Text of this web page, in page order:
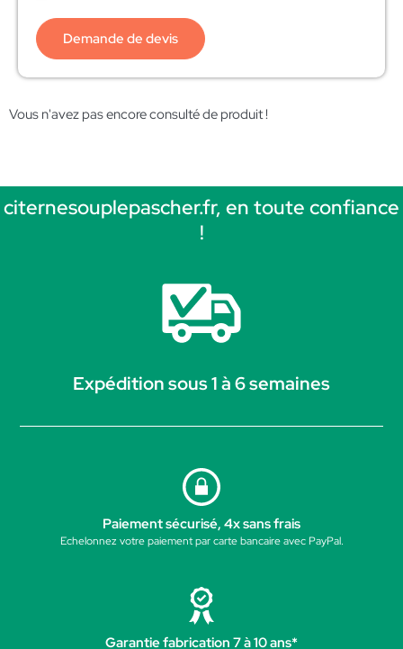
Demande de devis
Vous n'avez pas encore consulté de produit !
citernesouplepascher.fr, en toute confiance
!
Expédition sous 1 à 6 semaines
Paiement sécurisé, 4x sans frais
Echelonnez votre paiement par carte bancaire avec PayPal.
Garantie fabrication 7 à 10 ans*